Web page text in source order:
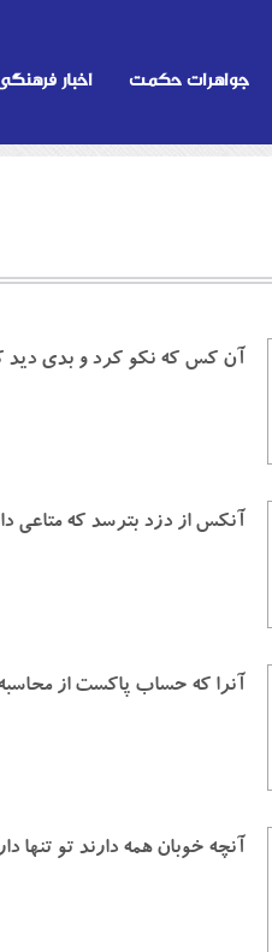
جواهرات حکمت اخبار
آن كس كه نكو كرد و بدي ديد
آنكس از دزد بترسد كه متاعي
آنرا كه حساب پاكست از
آنچه خوبان همه دارند تو تنها